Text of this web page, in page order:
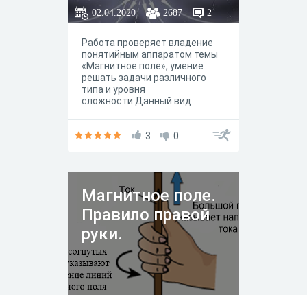
02.04.2020 2687 2
Работа проверяет владение
понятийным аппаратом темы
«Магнитное поле», умение
решать задачи различного
типа и уровня
сложности.Данный вид
обобщении и повторении темы
3 0
Магнитное поле.
Правило правой
руки.